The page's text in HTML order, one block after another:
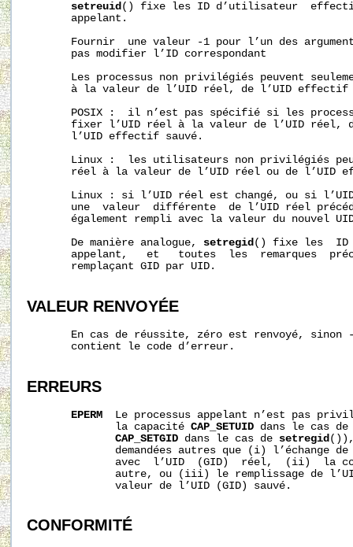
setreuid() fixe les ID d’utilisateur
       appelant.
Fournir  une valeur -1 pour l’un des
       pas modifier l’ID correspondant
Les processus non privilégiés peuvent
à la valeur de l’UID réel, de l’UID effectif
POSIX :  il n’est pas spécifié si les
fixer l’UID réel à la valeur de l’UID réel,
       l’UID effectif sauvé.
Linux :  les utilisateurs non privilégiés
réel à la valeur de l’UID réel ou de l’UID
Linux : si l’UID réel est changé, ou si
une  valeur  différente  de l’UID réel
également rempli avec la valeur du nouvel
       De manière analogue,
setregid() fixe les  ID
appelant,   et   toutes  les  remarques
       remplaçant GID par UID.
VALEUR RENVOYÉE
En cas de réussite, zéro est renvoyé,
       contient le code d’erreur.
ERREURS
EPERM
Le processus appelant n’est pas
              la capacité
CAP_SETUID dans le cas
CAP_SETGID dans le cas de setregid ()),
demandées autres que (i) l’échange
avec  l’UID  (GID)  réel,  (ii)  la
autre, ou (iii) le remplissage de
              valeur de l’UID (GID) sauvé.
CONFORMITÉ